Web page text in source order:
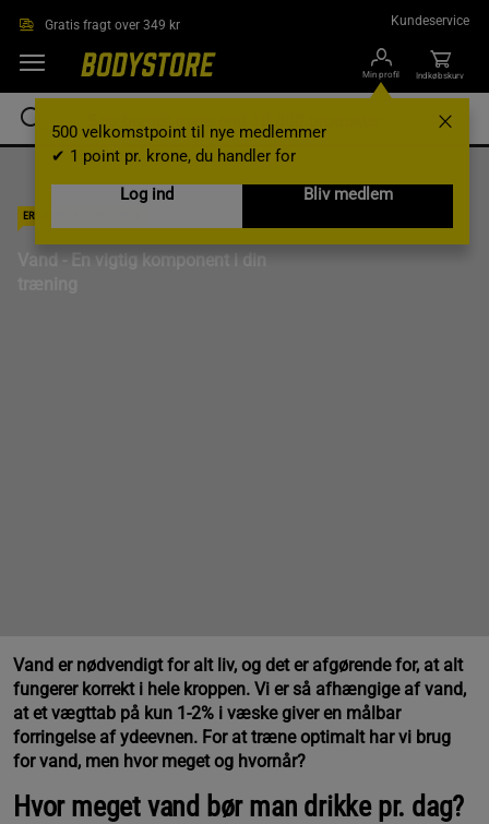
Gratis fragt over 349 kr Kundeservice
Min profil
500 velkomstpoint til nye medlemmer
✔ 1 point pr. krone, du handler for
Log ind
Bliv medlem
Indkøbskurv
ERNÆRING & KOSTTILSKUD
Vand - En vigtig komponent i din
Vand er nødvendigt for alt liv, og det er afgørende for, at alt
fungerer korrekt i hele kroppen. Vi er så afhængige af vand,
at et vægttab på kun 1-2% i væske giver en målbar
forringelse af ydeevnen. For at træne optimalt har vi brug
for vand, men hvor meget og hvornår?
Hvor meget vand bør man drikke pr. dag?